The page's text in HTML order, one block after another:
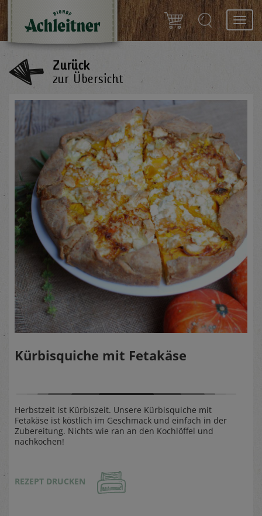
Zurück
zur Übersicht
Kürbisquiche mit Fetakäse
Herbstzeit ist Kürbiszeit. Unsere Kürbisquiche mit
Fetakäse ist köstlich im Geschmack und einfach in der
Zubereitung. Nichts wie ran an den Kochlöffel und
nachkochen!
REZEPT DRUCKEN